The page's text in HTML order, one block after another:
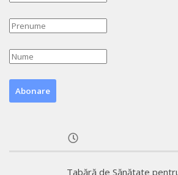
Tabără de Sănătate